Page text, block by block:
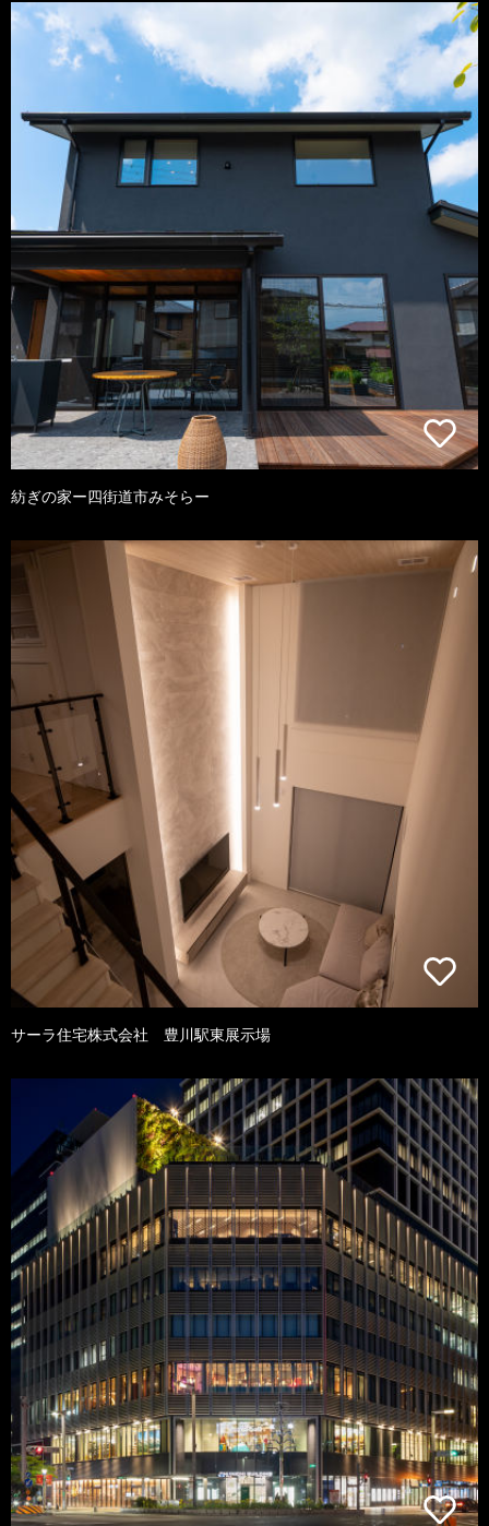
紡ぎの家ー四街道市みそらー
サーラ住宅株式会社 豊川駅東展示場